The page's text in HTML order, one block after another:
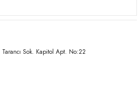
Tarancı Sok. Kapitol Apt. No:22